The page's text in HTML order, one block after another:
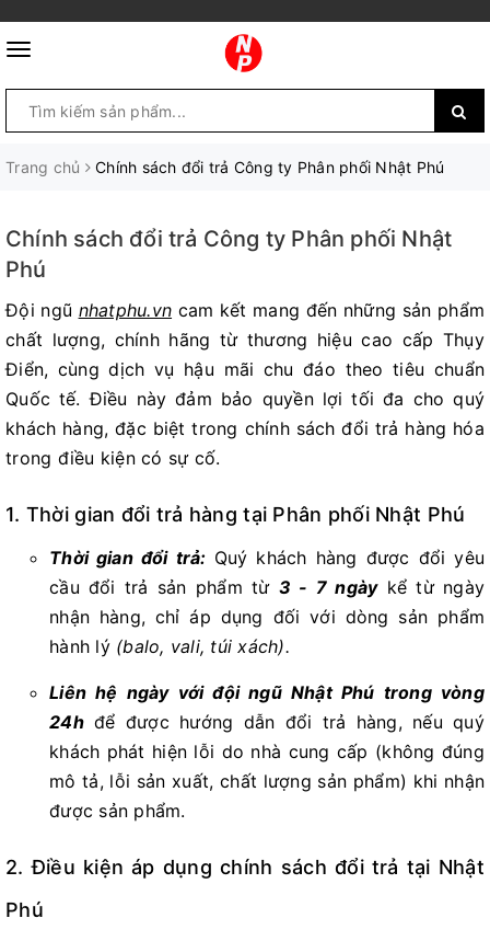
Trang chủ Chính sách đổi trả Công ty Phân phối Nhật Phú
Chính sách đổi trả Công ty Phân phối Nhật
Phú
Đội ngũ nhatphu.vn cam kết mang đến những sản phẩm
chất lượng, chính hãng từ thương hiệu cao cấp Thụy
Điển, cùng dịch vụ hậu mãi chu đáo theo tiêu chuẩn
Quốc tế. Điều này đảm bảo quyền lợi tối đa cho quý
khách hàng, đặc biệt trong chính sách đổi trả hàng hóa
trong điều kiện có sự cố.
1. Thời gian đổi trả hàng tại Phân phối Nhật Phú
Thời gian đổi trả: Quý khách hàng được đổi yêu
cầu đổi trả sản phẩm từ 3 - 7 ngàykể từ ngày
nhận hàng, chỉ áp dụng đối với dòng sản phẩm
hành lý (balo, vali, túi xách).
Liên hệ ngày với đội ngũ Nhật Phú trong vòng
24hđể được hướng dẫn đổi trả hàng, nếu quý
khách phát hiện lỗi do nhà cung cấp (không đúng
mô tả, lỗi sản xuất, chất lượng sản phẩm) khi nhận
được sản phẩm.
2. Điều kiện áp dụng chính sách đổi trả tại Nhật
Phú